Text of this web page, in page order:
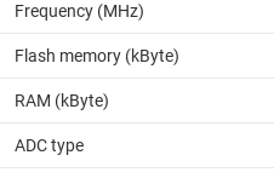
Frequency (MHz)
Flash memory (kByte)
RAM (kByte)
ADC type